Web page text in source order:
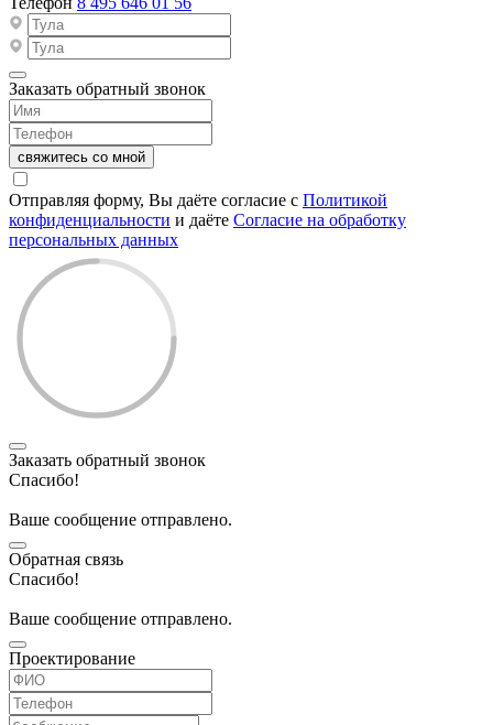
Заказать обратный звонок
свяжитесь со мной
Отправляя форму, Вы даёте согласие с Политикой
конфиденциальности и даёте Согласие на обработку
персональных данных
Заказать обратный звонок
Спасибо!
Ваше сообщение отправлено.
Обратная связь
Спасибо!
Ваше сообщение отправлено.
Проектирование